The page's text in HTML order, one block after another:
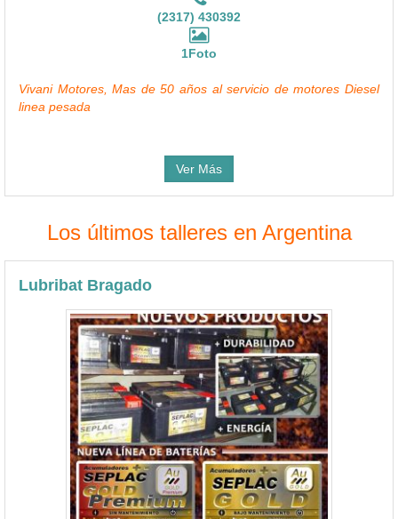
(2317) 430392
1Foto
Vivani Motores, Mas de 50 años al servicio de motores Diesel
linea pesada
Ver Más
Los últimos talleres en Argentina
Lubribat Bragado